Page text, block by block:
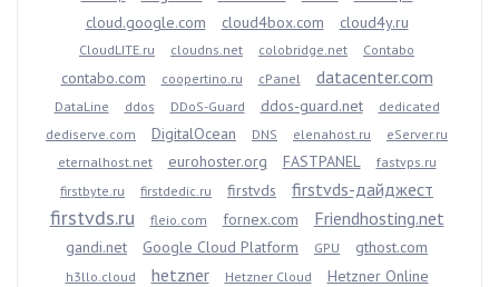
cloud.google.com cloud4box.com cloud4y.ru
CloudLITE.ru cloudns.net colobridge.net Contabo
contabo.com coopertino.ru cPanel datacenter.com
DataLine ddos DDoS-Guard ddos-guard.net
dedicated
dediserve.com
DigitalOcean DNS elenahost.ru
eServer.ru
eternalhost.net
eurohoster.org FASTPANEL
fastvps.ru
firstbyte.ru
firstdedic.ru firstvds firstvds-дайджест
firstvds.ru fleio.com fornex.com Friendhosting.net
gandi.net Google Cloud Platform GPU gthost.com
h3llo.cloud hetzner Hetzner Cloud Hetzner Online